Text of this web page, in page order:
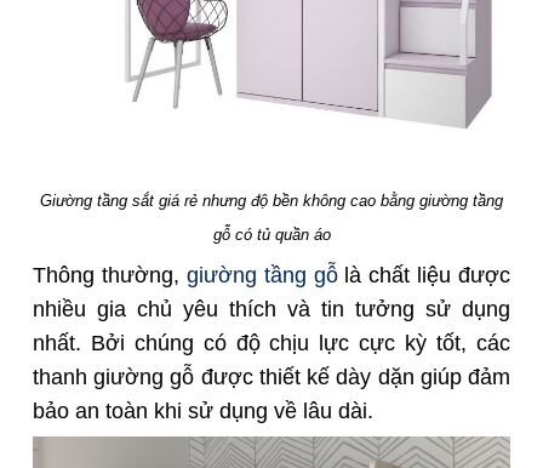
Giường tầng sắt giá rẻ nhưng độ bền không cao bằng giường tầng
gỗ có tủ quần áo
Thông thường, giường tầng gỗlà chất liệu được
nhiều gia chủ yêu thích và tin tưởng sử dụng
nhất. Bởi chúng có độ chịu lực cực kỳ tốt, các
thanh giường gỗ được thiết kế dày dặn giúp đảm
bảo an toàn khi sử dụng về lâu dài.